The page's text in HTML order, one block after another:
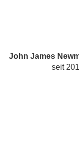
John James
seit